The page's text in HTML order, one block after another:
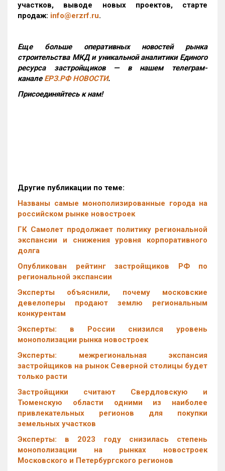
участков, выводе новых проектов, старте
продаж: info@erzrf.ru.
Еще больше оперативных новостей рынка
строительства МКД и уникальной аналитики Единого
ресурса застройщиков — в нашем телеграм-
канале ЕРЗ.РФ НОВОСТИ.
Присоединяйтесь к нам!
Другие публикации по теме:
Названы самые монополизированные города на
российском рынке новостроек
ГК Самолет продолжает политику региональной
экспансии и снижения уровня корпоративного
долга
Опубликован рейтинг застройщиков РФ по
региональной экспансии
Эксперты объяснили, почему московские
девелоперы продают землю региональным
конкурентам
Эксперты: в России снизился уровень
монополизации рынка новостроек
Эксперты: межрегиональная экспансия
застройщиков на рынок Северной столицы будет
только расти
Застройщики считают Свердловскую и
Тюменскую области одними из наиболее
привлекательных регионов для покупки
земельных участков
Эксперты: в 2023 году снизилась степень
монополизации на рынках новостроек
Московского и Петербургского регионов